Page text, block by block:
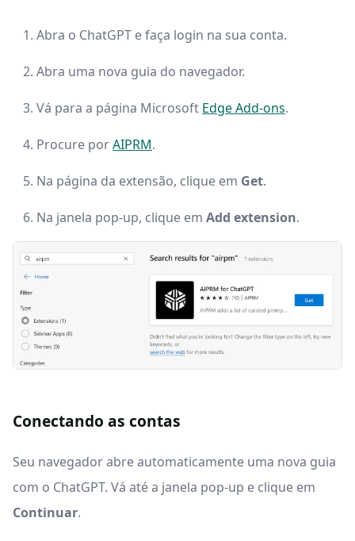
Abra o ChatGPT e faça login na sua conta.
Abra uma nova guia do navegador.
Vá para a página Microsoft Edge Add-ons.
Procure porAIPRM.
Na página da extensão, clique em Get.
Na janela pop-up, clique em Add extension.
Conectando as contas
Seu navegador abre automaticamente uma nova guia
com o ChatGPT. Vá até a janela pop-up e clique em
Continuar.